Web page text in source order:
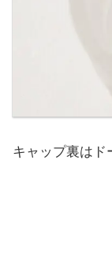
キャップ裏はド